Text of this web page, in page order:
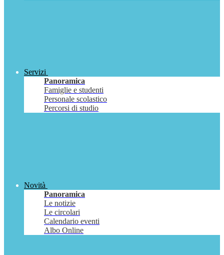
Servizi
Panoramica
Famiglie e studenti
Personale scolastico
Percorsi di studio
Novità
Panoramica
Le notizie
Le circolari
Calendario eventi
Albo Online